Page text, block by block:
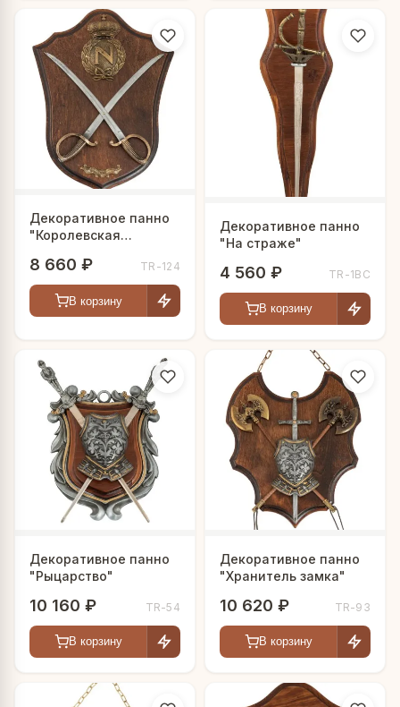
Декоративное панно
"Королевская
8 660 ₽ TR-124
В корзину
Декоративное панно
"На страже"
4 560 ₽ TR-1BC
В корзину
Декоративное панно
"Рыцарство"
10 160 ₽ TR-54
В корзину
Декоративное панно
"Хранитель замка"
10 620 ₽ TR-93
В корзину